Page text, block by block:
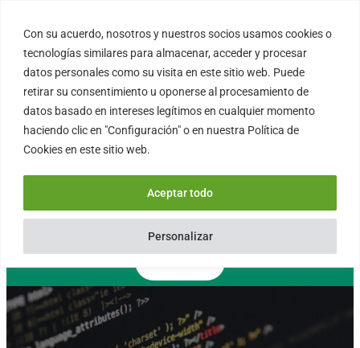
Con su acuerdo, nosotros y nuestros socios usamos cookies o
tecnologías similares para almacenar, acceder y procesar
datos personales como su visita en este sitio web. Puede
retirar su consentimiento u oponerse al procesamiento de
datos basado en intereses legítimos en cualquier momento
haciendo clic en "Configuración" o en nuestra Política de
Cookies en este sitio web.
Personalizar
Aceptar todo
contenido
FORTINUX.COM
08004 – Barcelona
Cataluña – España
info@fortinux.com
0034 – 644 79 25 79
Lun – Vie 9:00 AM a 6:00PM